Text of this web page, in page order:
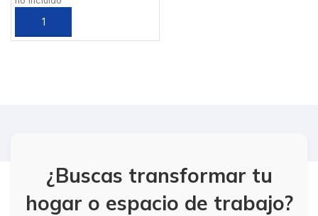
¿Buscas transformar tu
hogar o espacio de trabajo?